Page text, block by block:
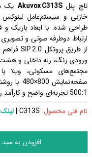
تاچ پنل Akuvox C313S
خازنی و سیستم‌عامل
طراحی شده. با ابعاد باریک
ارتباط دوطرفه صوتی و
مجتمع‌های مسکونی، ویلا
500:1 تجربه‌ای واضح و کارآمد را ارائه می‌دهد.
نام فنی محصول: C313S
|
افزودن به